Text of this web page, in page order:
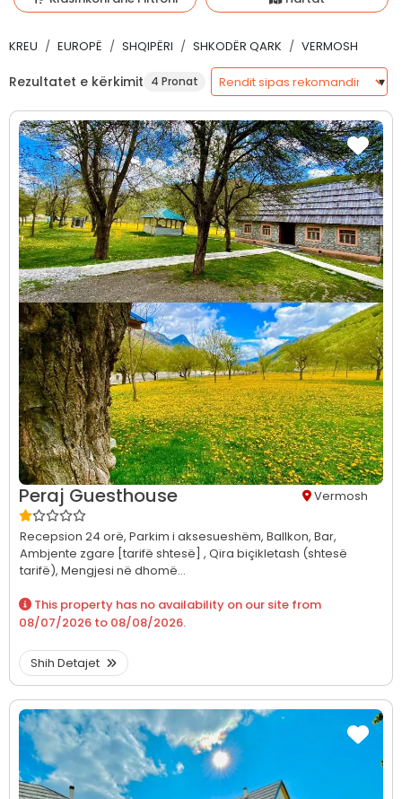
KREU EUROPË SHQIPËRI SHKODËR QARK VERMOSH
Rezultatet e kërkimit 4 Pronat
Peraj Guesthouse Vermosh
Recepsion 24 orë, Parkim i aksesueshëm, Ballkon, Bar,
Ambjente zgare [tarifë shtesë] , Qira biçikletash (shtesë
tarifë), Mengjesi në dhomë...
This property has no availability on our site from
08/07/2026 to 08/08/2026.
Shih Detajet